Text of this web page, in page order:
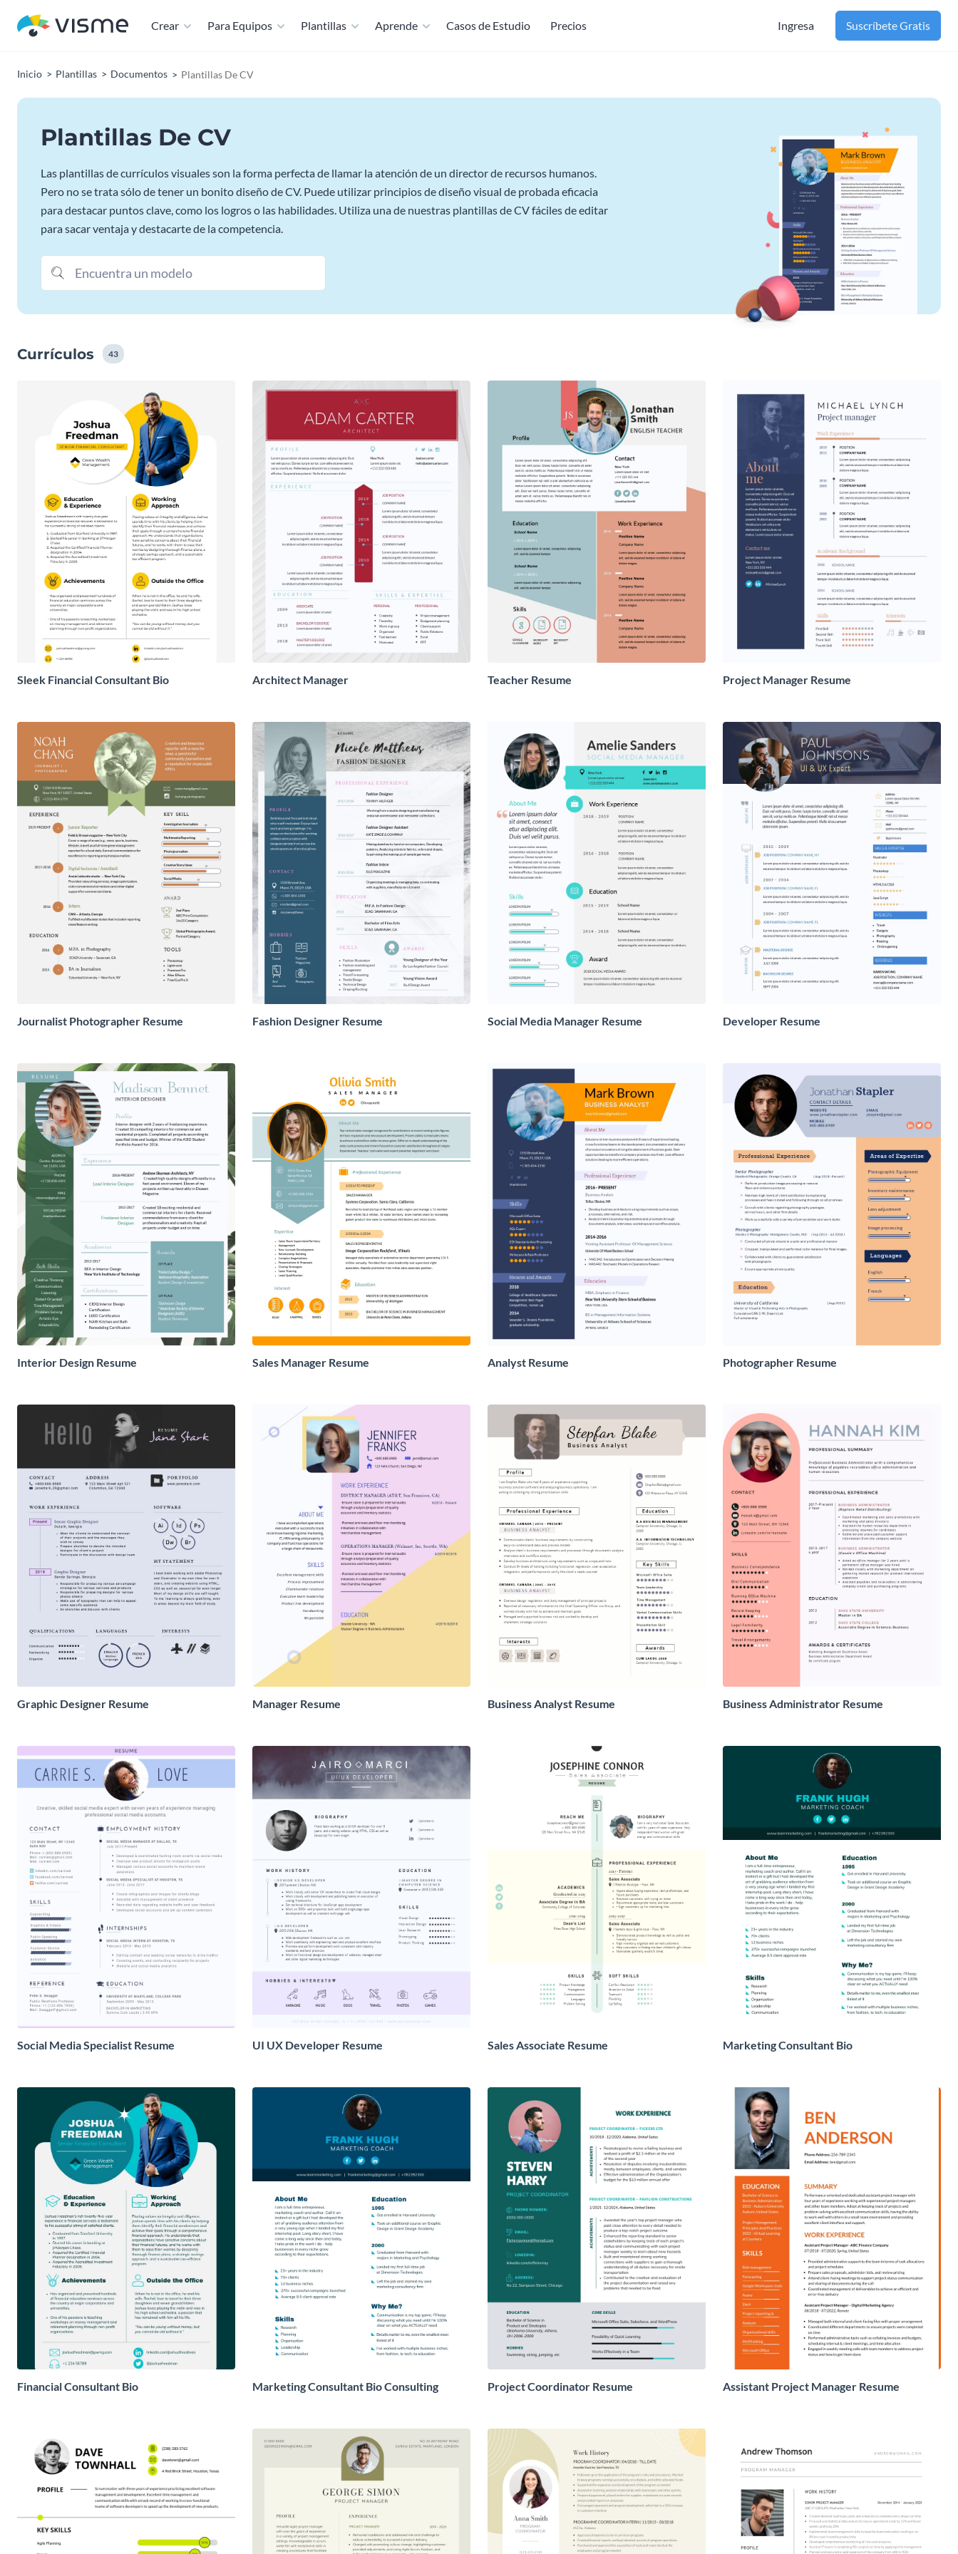
Crear Para Equipos Plantillas Aprende Casos de Estudio Precios Ingresa Suscríbete Gratis
Inicio Plantillas Documentos Plantillas De CV
Plantillas De CV
Las plantillas de currículos visuales son la forma perfecta de llamar la atención de un director de recursos humanos.
Pero no se trata sólo de tener un bonito diseño de CV. Puede utilizar principios de diseño visual de probada eficacia
para destacar puntos clave, como los logros o las habilidades. Utiliza una de nuestras plantillas de CV fáciles de editar
para sacar ventaja y destacarte de la competencia.
Currículos 43
Sleek Financial Consultant Bio Architect Manager Teacher Resume Project Manager Resume
Journalist Photographer Resume Fashion Designer Resume Social Media Manager Resume Developer Resume
Interior Design Resume Sales Manager Resume Analyst Resume Photographer Resume
Graphic Designer Resume Manager Resume Business Analyst Resume Business Administrator Resume
Social Media Specialist Resume UI UX Developer Resume Sales Associate Resume Marketing Consultant Bio
Financial Consultant Bio Marketing Consultant Bio Consulting Project Coordinator Resume Assistant Project Manager Resume